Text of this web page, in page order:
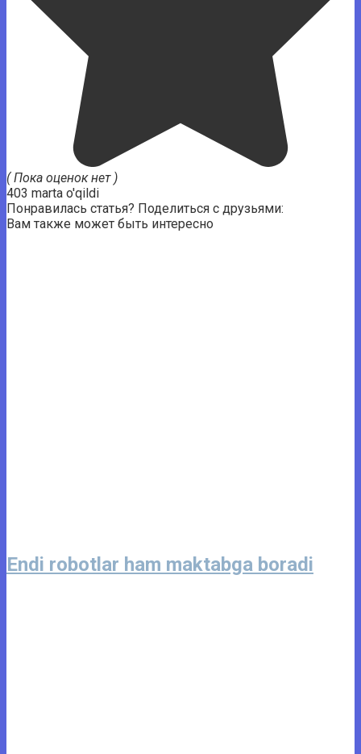
( Пока оценок нет )
403 marta o'qildi
Понравилась статья? Поделиться с друзьями:
Вам также может быть интересно
Endi robotlar ham maktabga boradi